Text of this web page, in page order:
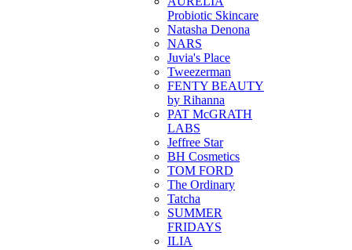
Probiotic Skincare
Natasha Denona
NARS
Juvia's Place
Tweezerman
FENTY BEAUTY
by Rihanna
PAT McGRATH
LABS
Jeffree Star
BH Cosmetics
TOM FORD
The Ordinary
Tatcha
SUMMER
FRIDAYS
ILIA